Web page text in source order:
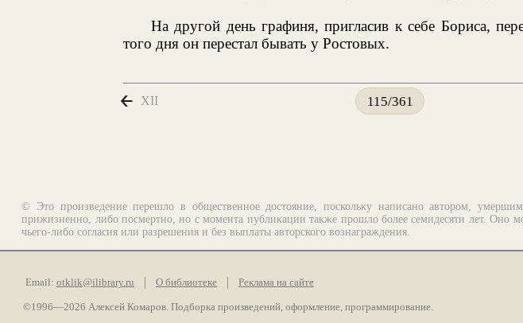
На другой день графиня, пригласив к себе Бориса,
того дня он перестал бывать у Ростовых.
XII 115/361
© Это произведение перешло в общественное достояние, поскольку написано автором,
прижизненно, либо посмертно, но с момента публикации также прошло более семидесяти лет. Оно
чьего-либо согласия или разрешения и без выплаты авторского вознаграждения.
Email: otklik@ilibrary.ru О библиотеке Реклама на сайте
©1996—2026 Алексей Комаров. Подборка произведений, оформление, программирование.